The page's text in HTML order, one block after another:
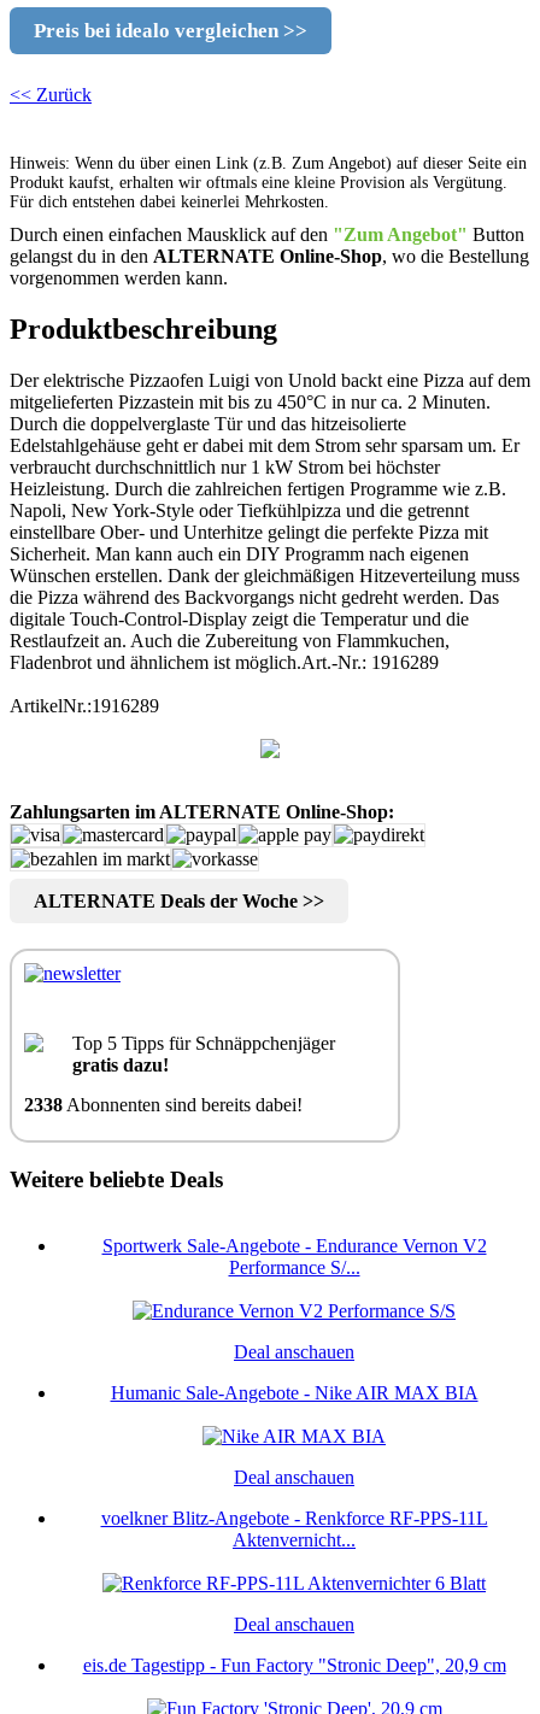
Preis bei idealo vergleichen >>
<< Zurück
Hinweis: Wenn du über einen Link (z.B. Zum Angebot) auf dieser Seite ein
Produkt kaufst, erhalten wir oftmals eine kleine Provision als Vergütung.
Für dich entstehen dabei keinerlei Mehrkosten.
Durch einen einfachen Mausklick auf den "Zum Angebot" Button
gelangst du in den ALTERNATE Online-Shop, wo die Bestellung
vorgenommen werden kann.
Produktbeschreibung
Der elektrische Pizzaofen Luigi von Unold backt eine Pizza auf dem
mitgelieferten Pizzastein mit bis zu 450°C in nur ca. 2 Minuten.
Durch die doppelverglaste Tür und das hitzeisolierte
Edelstahlgehäuse geht er dabei mit dem Strom sehr sparsam um. Er
verbraucht durchschnittlich nur 1 kW Strom bei höchster
Heizleistung. Durch die zahlreichen fertigen Programme wie z.B.
Napoli, New York-Style oder Tiefkühlpizza und die getrennt
einstellbare Ober- und Unterhitze gelingt die perfekte Pizza mit
Sicherheit. Man kann auch ein DIY Programm nach eigenen
Wünschen erstellen. Dank der gleichmäßigen Hitzeverteilung muss
die Pizza während des Backvorgangs nicht gedreht werden. Das
digitale Touch-Control-Display zeigt die Temperatur und die
Restlaufzeit an. Auch die Zubereitung von Flammkuchen,
Fladenbrot und ähnlichem ist möglich.Art.-Nr.: 1916289
ArtikelNr.:1916289
Zahlungsarten im ALTERNATE Online-Shop:
ALTERNATE Deals der Woche >>
Top 5 Tipps für Schnäppchenjäger
gratis dazu!
2338 Abonnenten sind bereits dabei!
Weitere beliebte Deals
Sportwerk Sale-Angebote - Endurance Vernon V2
Performance S/...
Deal anschauen
Humanic Sale-Angebote - Nike AIR MAX BIA
Deal anschauen
voelkner Blitz-Angebote - Renkforce RF-PPS-11L
Aktenvernicht...
Deal anschauen
eis.de Tagestipp - Fun Factory "Stronic Deep", 20,9 cm